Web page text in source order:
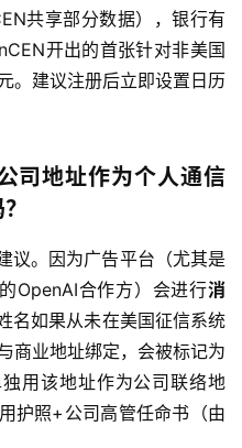
共享部分数据），银行有
开出的首张针对非美国
。建议注册后立即设置日历
司地址作为个人通信
议。因为广告平台（尤其是
OpenAI合作方）会进行消
名如果从未在美国征信系统
商业地址绑定，会被标记为
用该地址作为公司联络地
护照+公司高管任命书（由